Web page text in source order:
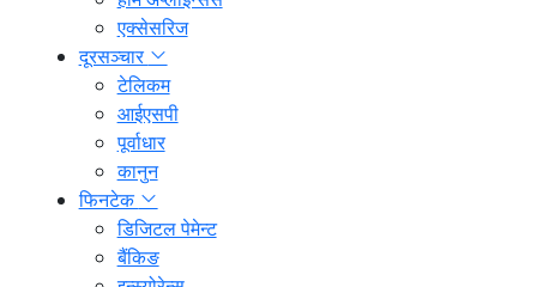
एक्सेसरिज
दूरसञ्चार
टेलिकम
आईएसपी
पूर्वाधार
कानुन
फिनटेक
डिजिटल पेमेन्ट
बैंकिङ